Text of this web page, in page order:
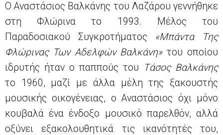
Ο Αναστάσιος Βαλκάνης του Λαζάρου γεννήθηκε
στη Φλώρινα το 1993. Μέλος του
Παραδοσιακού Συγκροτήματος «Μπάντα Της
Φλώρινας Των Αδελφών Βαλκάνη»του οποίου
ιδρυτής ήταν ο παππούς του Τάσος Βαλκάνης
το 1960, μαζί με άλλα μέλη της ξακουστής
μουσικής οικογένειας, ο Αναστάσιος όχι μόνο
κουβαλά ένα ένδοξο μουσικό παρελθόν, αλλά
οξύνει εξακολουθητικά τις ικανότητές του,